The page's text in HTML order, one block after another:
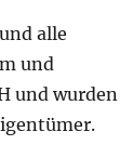
alle
und
und wurden